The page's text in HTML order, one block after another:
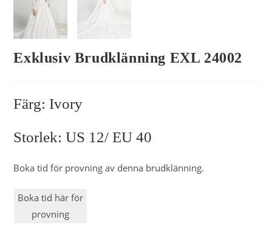
Exklusiv Brudklänning EXL 24002
Färg: Ivory
Storlek: US 12/ EU 40
Boka tid för provning av denna brudklänning.
Boka tid här för
provning